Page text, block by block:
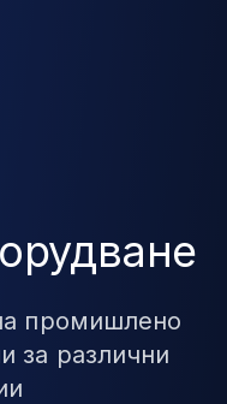
промишлено
за различни